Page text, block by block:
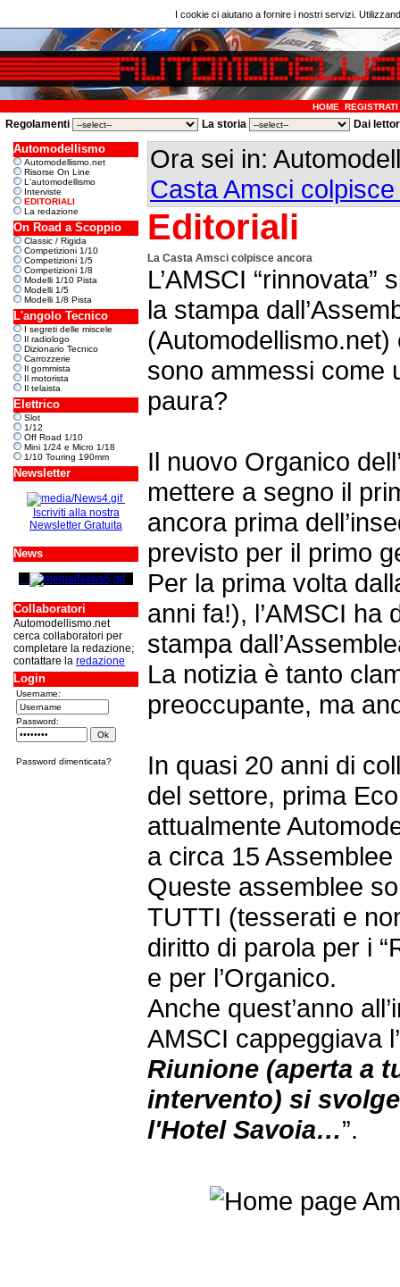
I cookie ci aiutano a fornire i nostri servizi.
HOME REGISTRATI
Regolamenti La storia Dai
Automodellismo
Automodellismo.net
Risorse On Line
L'automodellismo
Interviste
EDITORIALI
La redazione
On Road a Scoppio
Classic / Rigida
Competizioni 1/10
Competizioni 1/5
Competizioni 1/8
Modelli 1/10 Pista
Modelli 1/5
Modelli 1/8 Pista
L'angolo Tecnico
I segreti delle miscele
Il radiologo
Dizionario Tecnico
Carrozzerie
Il gommista
Il motorista
Il telaista
Elettrico
Slot
1/12
Off Road 1/10
Mini 1/24 e Micro 1/18
1/10 Touring 190mm
Newsletter
Iscriviti alla nostra
Newsletter Gratuita
News
Collaboratori
Automodellismo.net
cerca collaboratori per
completare la redazione;
contattare la redazione
Login
Username:
Password:
Password dimenticata?
Ora sei in:
Casta Amsci
Editoriali
La Casta Amsci colpisce ancora
L’AMSCI
la stampa
sono ammessi come
paura?
Il nuovo Organico
mettere a segno il
ancora prima
previsto per il primo
Per la prima volta
anni fa!), l’AMSCI ha
stampa
La notizia è tanto
preoccupante, ma
In quasi 20 anni di
del settore, prima
attualmente
a circa 15
Queste assemblee
TUTTI (tesserati e
diritto di parola per i
e per l’Organico.
Anche quest’anno
AMSCI cappeggiava
Riunione (aperta a
intervento) si
l'Hotel Savoia…”.